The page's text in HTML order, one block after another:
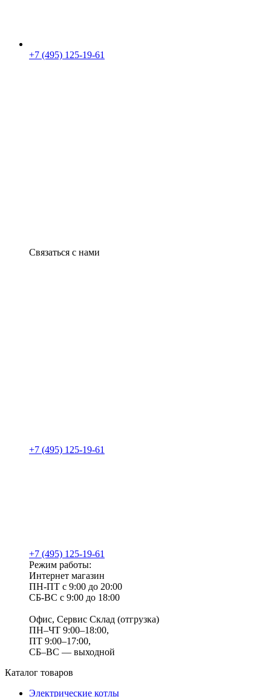
+7 (495) 125-19-61
Связаться с нами
+7 (495) 125-19-61
+7 (495) 125-19-61
Режим работы:
Интернет магазин
ПН-ПТ с 9:00 до 20:00
СБ-ВС с 9:00 до 18:00
Офис, Сервис Склад (отгрузка)
ПН–ЧТ 9:00–18:00,
ПТ 9:00–17:00,
СБ–ВС — выходной
Каталог товаров
Электрические котлы